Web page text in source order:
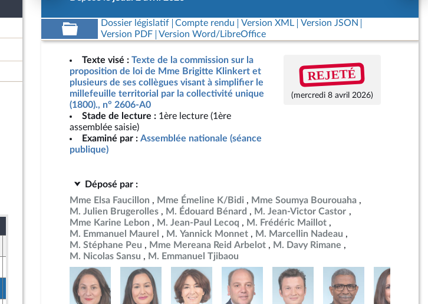
Dossier législatif Compte rendu Version XML
Version JSON
Version PDF
Version Word/LibreOffice
Texte visé : Texte de la commission sur la
proposition de loi de Mme Brigitte Klinkert et
plusieurs de ses collègues visant à simplifier le
millefeuille territorial par la collectivité unique
(1800)., n° 2606-A0
Stade de lecture : 1ère lecture (1ère
assemblée saisie)
Examiné par : Assemblée nationale (séance
publique)
REJETÉ
(mercredi 8 avril 2026)
Déposé par :
Mme Elsa Faucillon
Mme Émeline K/Bidi
Mme Soumya Bourouaha
M. Julien Brugerolles
M. Édouard Bénard
M. Jean-Victor Castor
Mme Karine Lebon
M. Jean-Paul Lecoq
M. Frédéric Maillot
M. Emmanuel Maurel
M. Yannick Monnet
M. Marcellin Nadeau
M. Stéphane Peu
Mme Mereana Reid Arbelot
M. Davy Rimane
M. Nicolas Sansu
M. Emmanuel Tjibaou